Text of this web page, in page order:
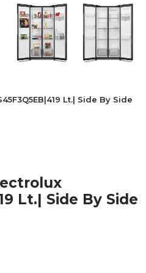
Lt.| Side By Side
Lt.| Side By Side